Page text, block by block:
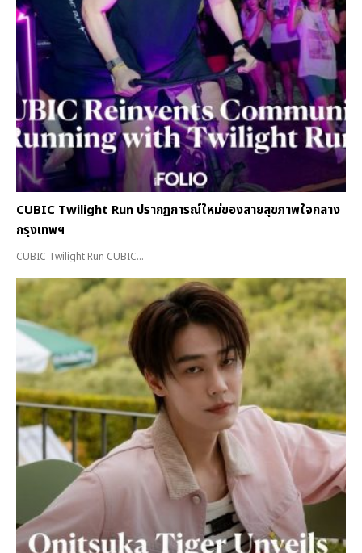
CUBIC Twilight Run ปรากฏการณ์ใหม่ของสายสุขภาพใจกลาง
กรุงเทพฯ
CUBIC Twilight Run CUBIC...